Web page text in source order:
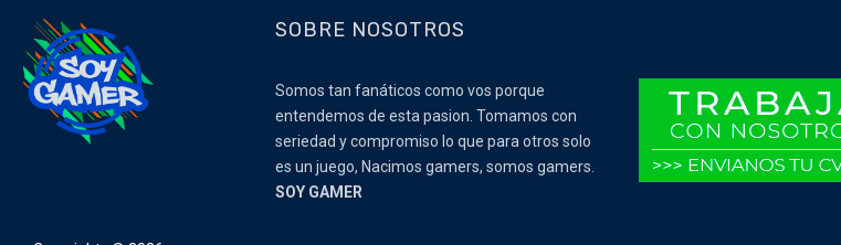
SOBRE NOSOTROS
Somos tan fanáticos como vos porque
entendemos de esta pasion. Tomamos con
seriedad y compromiso lo que para otros solo
es un juego, Nacimos gamers, somos gamers.
SOY GAMER